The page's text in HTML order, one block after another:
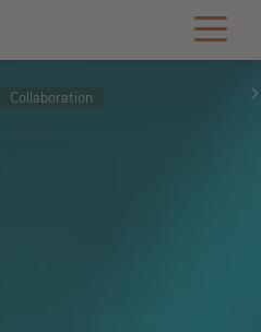
Collaboration